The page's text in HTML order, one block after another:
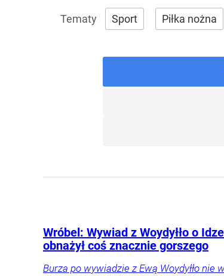
Sport Piłka nożna
Wróbel: Wywiad z Woydyłło o
obnażył coś znacznie gorszego
Burza po wywiadzie z Ewą Woydyłło nie